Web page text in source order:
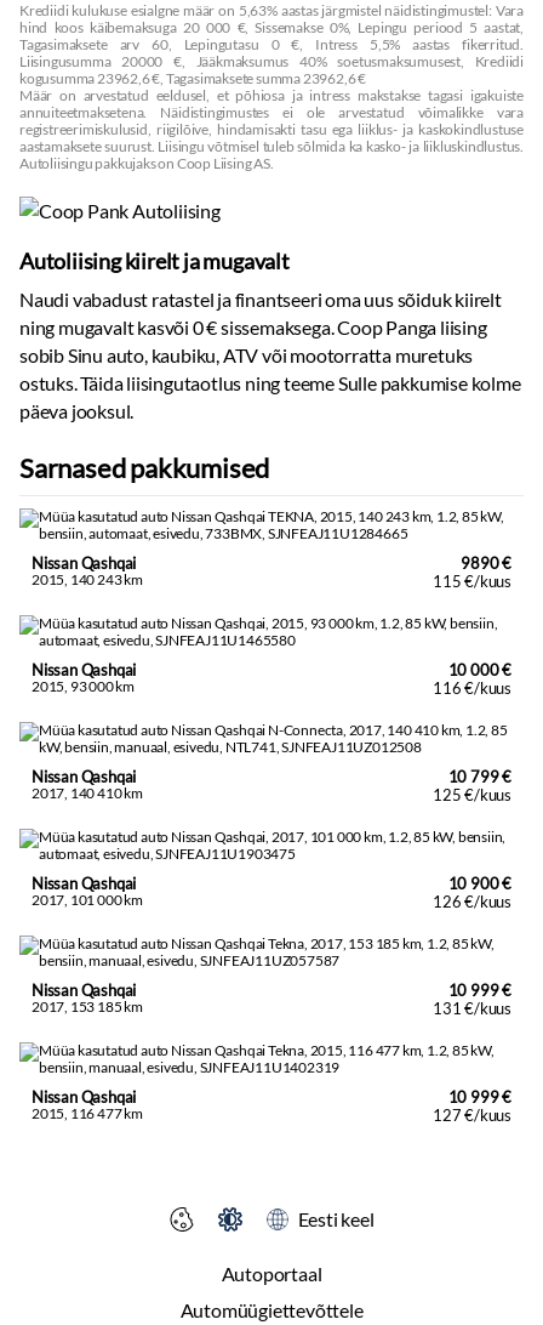
Krediidi kulukuse esialgne määr on 5,63% aastas järgmistel näidistingimustel: Vara
hind koos käibemaksuga 20 000 €, Sissemakse 0%, Lepingu periood 5 aastat,
Tagasimaksete arv 60, Lepingutasu 0 €, Intress 5,5% aastas fikerritud.
Liisingusumma 20000 €, Jääkmaksumus 40% soetusmaksumusest, Krediidi
kogusumma 23962,6 €, Tagasimaksete summa 23962,6 €
Määr on arvestatud eeldusel, et põhiosa ja intress makstakse tagasi igakuiste
annuiteetmaksetena. Näidistingimustes ei ole arvestatud võimalikke vara
registreerimiskulusid, riigilõive, hindamisakti tasu ega liiklus- ja kaskokindlustuse
aastamaksete suurust. Liisingu võtmisel tuleb sõlmida ka kasko- ja liikluskindlustus.
Autoliisingu pakkujaks on Coop Liising AS.
Autoliising kiirelt ja mugavalt
Naudi vabadust ratastel ja finantseeri oma uus sõiduk kiirelt
ning mugavalt kasvõi 0 € sissemaksega. Coop Panga liising
sobib Sinu auto, kaubiku, ATV või mootorratta muretuks
ostuks. Täida liisingutaotlus ning teeme Sulle pakkumise kolme
päeva jooksul.
Sarnased pakkumised
Nissan Qashqai
2015, 140 243 km
9890 €
115 €/kuus
Nissan Qashqai
2015, 93 000 km
10 000 €
116 €/kuus
Nissan Qashqai
2017, 140 410 km
10 799 €
125 €/kuus
Nissan Qashqai
2017, 101 000 km
10 900 €
126 €/kuus
Nissan Qashqai
2017, 153 185 km
10 999 €
131 €/kuus
Nissan Qashqai
2015, 116 477 km
10 999 €
127 €/kuus
Autoportaal
Automüügiettevõttele
Eesti keel